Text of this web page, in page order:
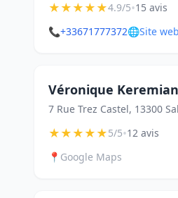
★★★★★4.9/5•15 avis
📞+33671777372🌐Site web
Véronique
7 Rue Trez Castel, 13300
★★★★★5/5•12 avis
📍 Google Maps